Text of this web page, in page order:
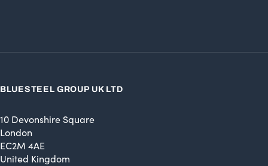
BLUESTEEL GROUP UK LTD
10 Devonshire Square
London
EC2M 4AE
United Kingdom